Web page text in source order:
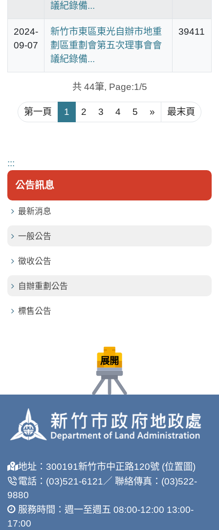
:::
公告訊息
最新消息
一般公告
徵收公告
自辦重劃公告
標售公告
議紀錄備...
2024-
09-07
新竹市東區東光自辦市地重
劃區重劃會第五次理事會會
議紀錄備...
39411
共 44筆, Page:1/5
第一頁 1 2 3 4 5 » 最末頁
展開
地址：300191新竹市中正路120號 (位置圖)
電話：(03)521-6121／ 聯絡傳真：(03)522-
9880
服務時間：週一至週五 08:00-12:00 13:00-
17:00